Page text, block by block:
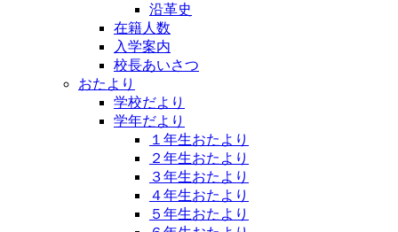
沿革史
在籍人数
入学案内
校長あいさつ
おたより
学校だより
学年だより
１年生おたより
２年生おたより
３年生おたより
４年生おたより
５年生おたより